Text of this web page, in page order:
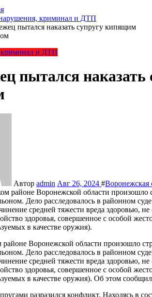
криминал и ДТП
пытался наказать супругу кипящим
и ДТП
пытался
Автор admin Авг 26, 2024 #Воронежская
Дело расследовалось в районном
средней тяжести вреда здоровью,
здоровья, совершенное с особой
в качестве оружия). Об этом
разразился конфликт. Находясь в